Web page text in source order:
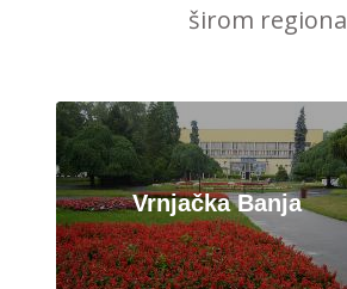
širom regiona
Vrnjačka Banja